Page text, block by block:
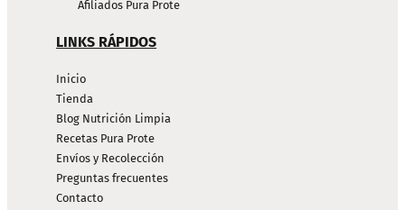
Afiliados Pura Prote
LINKS RÁPIDOS
Inicio
Tienda
Blog Nutrición Limpia
Recetas Pura Prote
Envíos y Recolección
Preguntas frecuentes
Contacto